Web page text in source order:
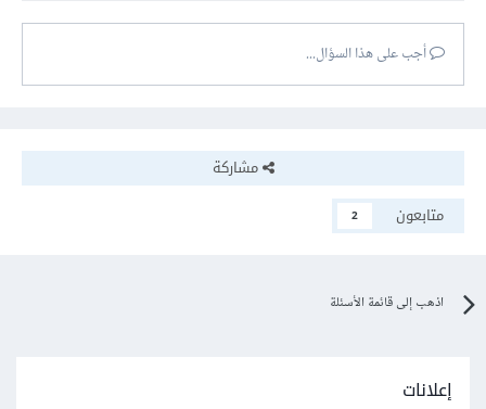
أجب على هذا السؤال...
مشاركة
متابعون
2
اذهب إلى قائمة الأسئلة
إعلانات